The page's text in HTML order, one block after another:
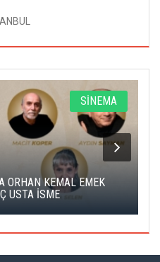
SİNEMA
ORHAN KEMAL EMEK
USTA İSME